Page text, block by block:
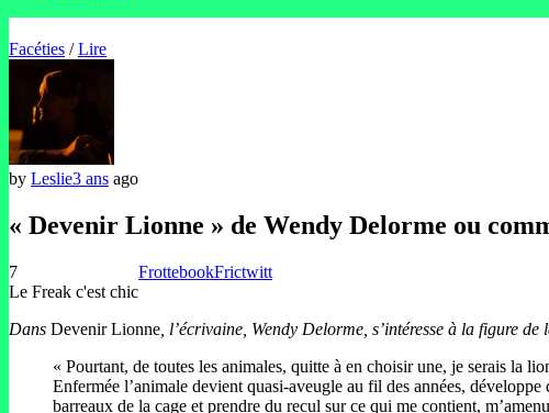
Facéties /Lire
by Leslie3 ans ago
« Devenir Lionne » de Wendy Delorme ou
7
Le Freak c'est chic
FrottebookFrictwitt
Dans Devenir Lionne , l’écrivaine, Wendy Delorme, s’intéresse à la figure de
« Pourtant, de toutes les animales, quitte à en choisir une, je serais la
Enfermée l’animale devient quasi-aveugle au fil des années,
barreaux de la cage et prendre du recul sur ce qui me contient,